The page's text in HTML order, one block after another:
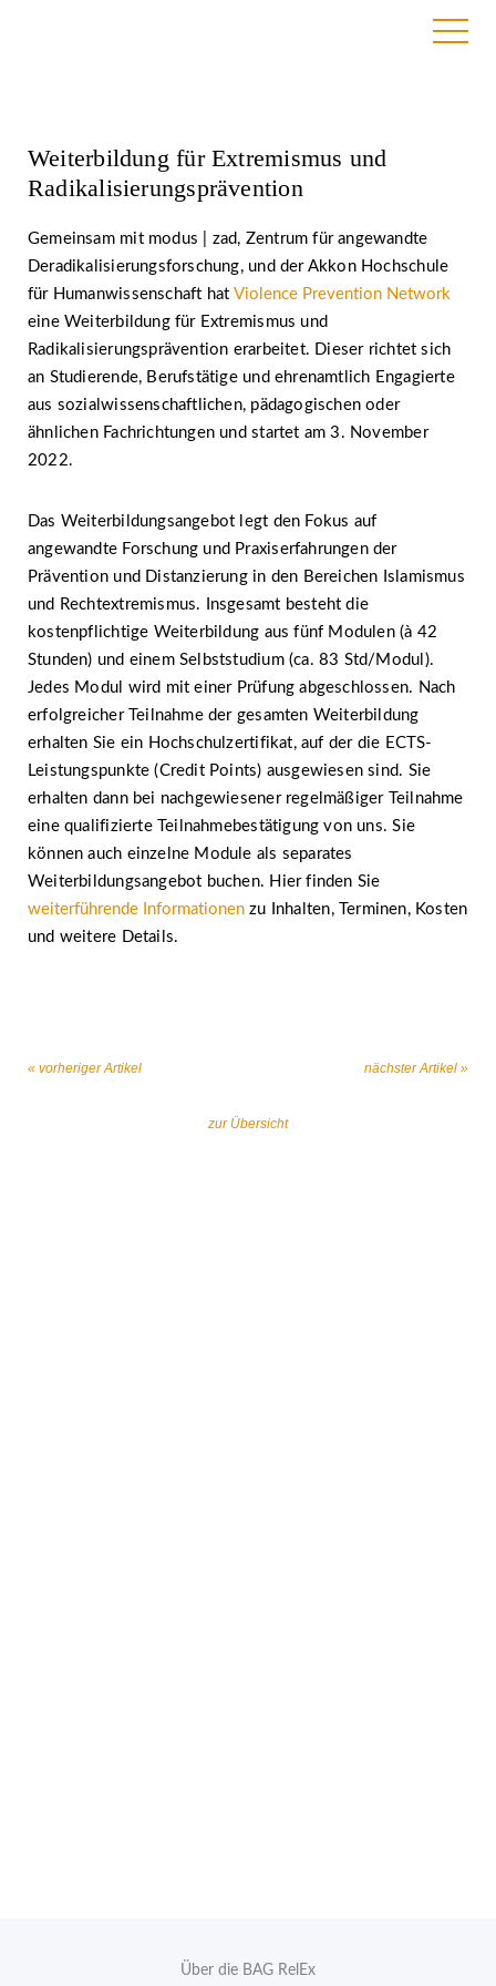
Weiterbildung für Extremismus und
Radikalisierungsprävention
Gemeinsam mit modus | zad, Zentrum für angewandte
Deradikalisierungsforschung, und der Akkon Hochschule
für Humanwissenschaft hatViolence Prevention Network
eine Weiterbildung für Extremismus und
Radikalisierungsprävention erarbeitet. Dieser richtet sich
an Studierende, Berufstätige und ehrenamtlich Engagierte
aus sozialwissenschaftlichen, pädagogischen oder
ähnlichen Fachrichtungen und startet am 3. November
2022.
Das Weiterbildungsangebot legt den Fokus auf
angewandte Forschung und Praxiserfahrungen der
Prävention und Distanzierung in den Bereichen Islamismus
und Rechtextremismus. Insgesamt besteht die
kostenpflichtige Weiterbildung aus fünf Modulen (à 42
Stunden) und einem Selbststudium (ca. 83 Std/Modul).
Jedes Modul wird mit einer Prüfung abgeschlossen. Nach
erfolgreicher Teilnahme der gesamten Weiterbildung
erhalten Sie ein Hochschulzertifikat, auf der die ECTS-
Leistungspunkte (Credit Points) ausgewiesen sind. Sie
erhalten dann bei nachgewiesener regelmäßiger Teilnahme
eine qualifizierte Teilnahmebestätigung von uns. Sie
können auch einzelne Module als separates
Weiterbildungsangebot buchen. Hier finden Sie
weiterführende Informationen zu Inhalten, Terminen, Kosten
und weitere Details.
« vorheriger Artikel
zur Übersicht
nächster Artikel »
Über die BAG RelEx